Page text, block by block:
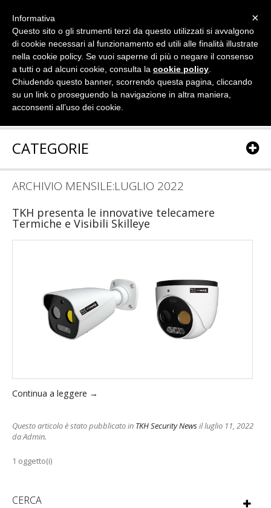
CATEGORIE
ARCHIVIO MENSILE:LUGLIO 2022
TKH presenta le innovative telecamere
Termiche e Visibili Skilleye
Continua a leggere →
Questo articolo è stato pubblicato in TKH Security Newsil luglio 11, 2022
da Admin.
1 oggetto(i)
CERCA
×
Informativa
Questo sito o gli strumenti terzi da questo utilizzati si avvalgono
di cookie necessari al funzionamento ed utili alle finalità illustrate
nella cookie policy. Se vuoi saperne di più o negare il consenso
a tutti o ad alcuni cookie, consulta la cookie policy
Chiudendo questo banner, scorrendo questa pagina, cliccando
su un link o proseguendo la navigazione in altra maniera,
acconsenti all’uso dei cookie.